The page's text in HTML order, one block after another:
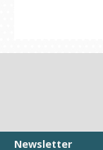
Newsletter